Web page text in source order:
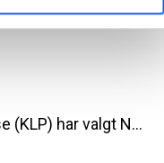
1. februar overtok Utlendingsdirektoratet (UDI) nærmere 16 000 m2 i Valle View på Valle i Oslo. Fra å være fordelt på fire bygg og seks adresser i Oslo sentrum, vil UDI nå samle nærmere 900 ansatte i ett flott nytt lokale.
Kommunal Landspensjonskasse (KLP) har valgt NCC som samarbeidspartner når de skal utvikle sitt spennende nybygg i Teknobyen i Trondheim.